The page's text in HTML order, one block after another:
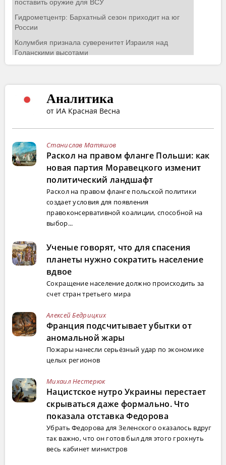
Аналитика
от ИА Красная Весна
Станислав Матяшов
Раскол на правом фланге Польши: как
новая партия Моравецкого изменит
политический ландшафт
Раскол на правом фланге польской политики
создает условия для появления
правоконсервативной коалиции, способной на
выбор...
Ученые говорят, что для спасения
планеты нужно сократить население
вдвое
Сокращение население должно происходить за
счет стран третьего мира
Алексей Бедрицких
Франция подсчитывает убытки от
аномальной жары
Пожары нанесли серьёзный удар по экономике
целых регионов
Михаил Нестерюк
Нацистское нутро Украины перестает
скрываться даже формально. Что
показала отставка Федорова
Убрать Федорова для Зеленского оказалось вдруг
так важно, что он готов был для этого грохнуть
весь кабинет министров